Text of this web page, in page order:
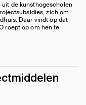
de kunsthogescholen
zich om
Daar vindt op dat
roept op om hen te